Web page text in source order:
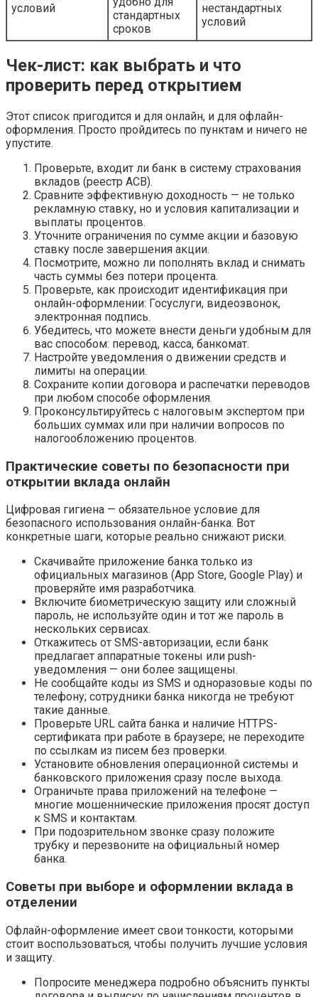
условий
стандартных
сроков
нестандартных
условий
Чек-лист: как выбрать и что
проверить перед открытием
Этот список пригодится и для онлайн, и для офлайн-
оформления. Просто пройдитесь по пунктам и ничего не
упустите.
Проверьте, входит ли банк в систему страхования
вкладов (реестр АСВ).
Сравните эффективную доходность — не только
рекламную ставку, но и условия капитализации и
выплаты процентов.
Уточните ограничения по сумме акции и базовую
ставку после завершения акции.
Посмотрите, можно ли пополнять вклад и снимать
часть суммы без потери процента.
Проверьте, как происходит идентификация при
онлайн-оформлении: Госуслуги, видеозвонок,
электронная подпись.
Убедитесь, что можете внести деньги удобным для
вас способом: перевод, касса, банкомат.
Настройте уведомления о движении средств и
лимиты на операции.
Сохраните копии договора и распечатки переводов
при любом способе оформления.
Проконсультируйтесь с налоговым экспертом при
больших суммах или при наличии вопросов по
налогообложению процентов.
Практические советы по безопасности при
открытии вклада онлайн
Цифровая гигиена — обязательное условие для
безопасного использования онлайн-банка. Вот
конкретные шаги, которые реально снижают риски.
Скачивайте приложение банка только из
официальных магазинов (App Store, Google Play) и
проверяйте имя разработчика.
Включите биометрическую защиту или сложный
пароль, не используйте один и тот же пароль в
нескольких сервисах.
Откажитесь от SMS-авторизации, если банк
предлагает аппаратные токены или push-
уведомления — они более защищены.
Не сообщайте коды из SMS и одноразовые коды по
телефону; сотрудники банка никогда не требуют
такие данные.
Проверьте URL сайта банка и наличие HTTPS-
сертификата при работе в браузере; не переходите
по ссылкам из писем без проверки.
Установите обновления операционной системы и
банковского приложения сразу после выхода.
Ограничьте права приложений на телефоне —
многие мошеннические приложения просят доступ
к SMS и контактам.
При подозрительном звонке сразу положите
трубку и перезвоните на официальный номер
банка.
Советы при выборе и оформлении вклада в
отделении
Офлайн-оформление имеет свои тонкости, которыми
стоит воспользоваться, чтобы получить лучшие условия
и защиту.
Попросите менеджера подробно объяснить пункты